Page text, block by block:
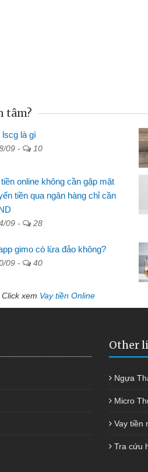
bạn
giải
Mai
Tôi
sinh
thấy
Lâm
cần có
được
tâm?
lscg là gì
09 - 10
online không cần gặp mặt
tiền qua ngân hàng chỉ cần
09 - 28
gimo có lừa đảo không?
09 - 40
xem Vay tiền Online
Other
Ngựa
Micro
Vay tiền
Tra cứu